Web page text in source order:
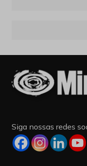
Siga nossas redes